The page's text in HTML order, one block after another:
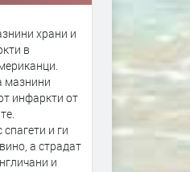
храни и
в
мазнини
инфаркти от
и ги
а страдат
и